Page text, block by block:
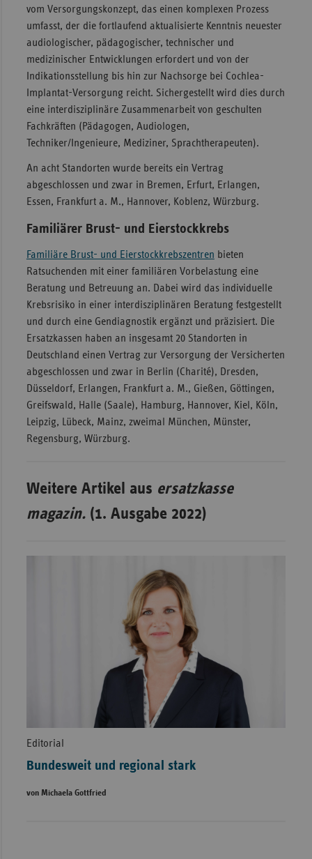
vom Versorgungskonzept, das einen komplexen Prozess
umfasst, der die fortlaufend aktualisierte Kenntnis neuester
audiologischer, pädagogischer, technischer und
medizinischer Entwicklungen erfordert und von der
Indikationsstellung bis hin zur Nachsorge bei Cochlea-
Implantat-Versorgung reicht. Sichergestellt wird dies durch
eine interdisziplinäre Zusammenarbeit von geschulten
Fachkräften (Pädagogen, Audiologen,
Techniker/Ingenieure, Mediziner, Sprachtherapeuten).
An acht Standorten wurde bereits ein Vertrag
abgeschlossen und zwar in Bremen, Erfurt, Erlangen,
Essen, Frankfurt a. M., Hannover, Koblenz, Würzburg.
Familiärer Brust- und Eierstockkrebs
Familiäre Brust- und Eierstockkrebszentren bieten
Ratsuchenden mit einer familiären Vorbelastung eine
Beratung und Betreuung an. Dabei wird das individuelle
Krebsrisiko in einer interdisziplinären Beratung festgestellt
und durch eine Gendiagnostik ergänzt und präzisiert. Die
Ersatzkassen haben an insgesamt 20 Standorten in
Deutschland einen Vertrag zur Versorgung der Versicherten
abgeschlossen und zwar in Berlin (Charité), Dresden,
Düsseldorf, Erlangen, Frankfurt a. M., Gießen, Göttingen,
Greifswald, Halle (Saale), Hamburg, Hannover, Kiel, Köln,
Leipzig, Lübeck, Mainz, zweimal München, Münster,
Regensburg, Würzburg.
Weitere Artikel aus ersatzkasse
magazin.(1. Ausgabe 2022)
Editorial
Bundesweit und regional stark
von Michaela Gottfried